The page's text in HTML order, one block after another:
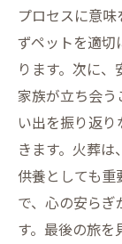
プロセスに意
ずペットを適切
ります。次に
家族が立ち会う
い出を振り返
きます。火葬
供養としても重
で、心の安ら
す。最後の旅